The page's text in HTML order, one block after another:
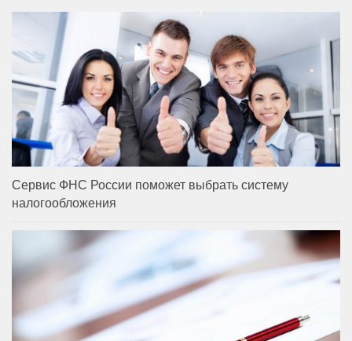
Сервис ФНС России поможет выбрать систему
налогообложения